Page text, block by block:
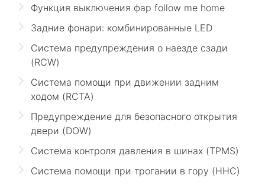
Функция выключения фар follow me home
Задние фонари: комбинированные LED
Система предупреждения о наезде сзади
(RCW)
Система помощи при движении задним
ходом (RCTA)
Предупреждение для безопасного открытия
двери (DOW)
Система контроля давления в шинах (TPMS)
Система помощи при трогании в гору (HHC)